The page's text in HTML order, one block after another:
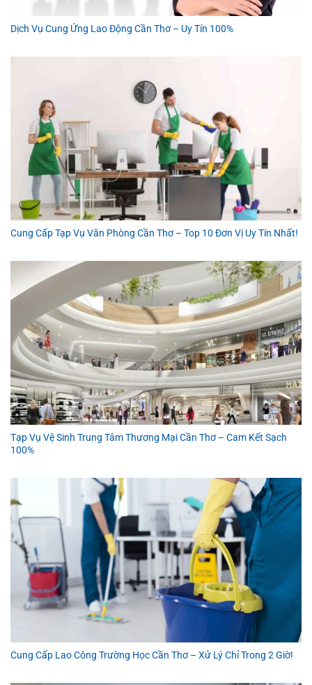
Dịch Vụ Cung Ứng Lao Động Cần Thơ – Uy Tín 100%
Cung Cấp Tạp Vụ Văn Phòng Cần Thơ – Top 10 Đơn Vị Uy Tín Nhất!
Tạp Vụ Vệ Sinh Trung Tâm Thương Mại Cần Thơ – Cam Kết Sạch
100%
Cung Cấp Lao Công Trường Học Cần Thơ – Xử Lý Chỉ Trong 2 Giờ!